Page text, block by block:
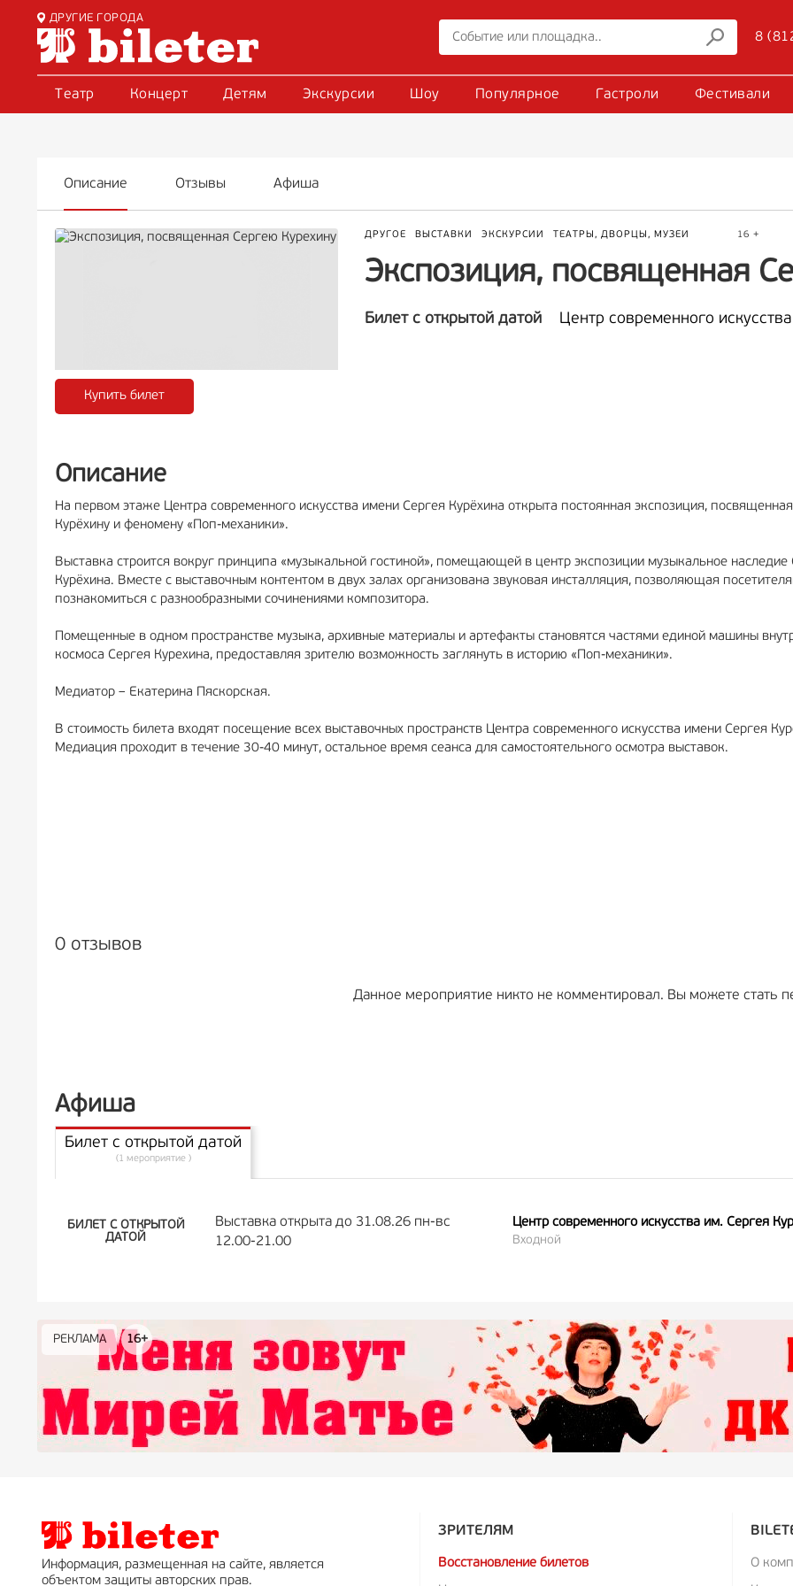
ДРУГИЕ ГОРОДА
8
Театр Концерт Детям Экскурсии Шоу Популярное Гастроли Фестивали
Описание Отзывы Афиша
ДРУГОЕ ВЫСТАВКИ ЭКСКУРСИИ ТЕАТРЫ, ДВОРЦЫ, МУЗЕИ 16 +
Экспозиция, посвященная
Билет с открытой датой Центр современного
Купить билет
Описание
На первом этаже Центра современного искусства имени Сергея Курёхина открыта постоянная экспозиция,
Курёхину и феномену «Поп-механики».
Выставка строится вокруг принципа «музыкальной гостиной», помещающей в центр экспозиции музыкальное наследие
Курёхина. Вместе с выставочным контентом в двух залах организована звуковая инсталляция, позволяющая
познакомиться с разнообразными сочинениями композитора.
Помещенные в одном пространстве музыка, архивные материалы и артефакты становятся частями единой машины
космоса Сергея Курехина, предоставляя зрителю возможность заглянуть в историю «Поп-механики».
Медиатор – Екатерина Пяскорская.
В стоимость билета входят посещение всех выставочных пространств Центра современного искусства имени Сергея
Медиация проходит в течение 30-40 минут, остальное время сеанса для самостоятельного осмотра выставок.
0 отзывов
Данное мероприятие никто не комментировал. Вы можете стать
Афиша
Билет с открытой датой
(1 мероприятие )
БИЛЕТ С ОТКРЫТОЙ
ДАТОЙ
Выставка открыта до 31.08.26 пн-вс
12.00-21.00
Центр современного искусства им. Сергея
Входной
РЕКЛАМА 16+
РЕКЛАМА 16+
РЕКЛАМА 12+
РЕКЛАМА
РЕКЛАМА 0+
РЕКЛАМА 18+
Информация, размещенная на сайте, является
объектом защиты авторских прав.
ЗРИТЕЛЯМ
Восстановление билетов О